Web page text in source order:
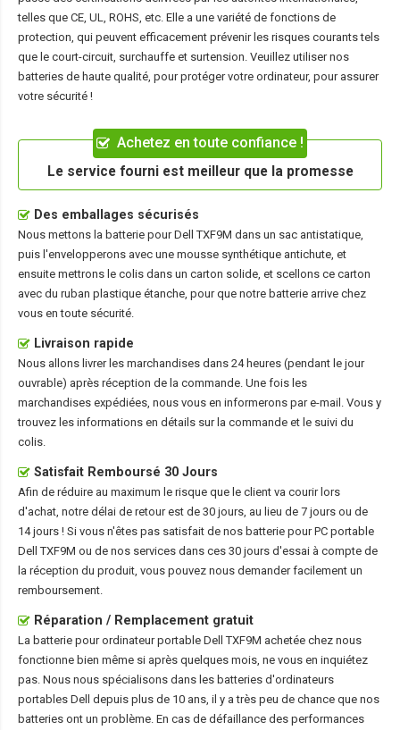
telles que CE, UL, ROHS, etc. Elle a une variété de fonctions de
protection, qui peuvent efficacement prévenir les risques courants tels
que le court-circuit, surchauffe et surtension. Veuillez utiliser nos
batteries de haute qualité, pour protéger votre ordinateur, pour assurer
votre sécurité !
Achetez en toute confiance !
Le service fourni est meilleur que la promesse
Des emballages sécurisés
Nous mettons la batterie pour Dell TXF9M dans un sac antistatique,
puis l'envelopperons avec une mousse synthétique antichute, et
ensuite mettrons le colis dans un carton solide, et scellons ce carton
avec du ruban plastique étanche, pour que notre batterie arrive chez
vous en toute sécurité.
Livraison rapide
Nous allons livrer les marchandises dans 24 heures (pendant le jour
ouvrable) après réception de la commande. Une fois les
marchandises expédiées, nous vous en informerons par e-mail. Vous y
trouvez les informations en détails sur la commande et le suivi du
colis.
Satisfait Remboursé 30 Jours
Afin de réduire au maximum le risque que le client va courir lors
d'achat, notre délai de retour est de 30 jours, au lieu de 7 jours ou de
14 jours ! Si vous n'êtes pas satisfait de nos batterie pour PC portable
Dell TXF9M ou de nos services dans ces 30 jours d'essai à compte de
la réception du produit, vous pouvez nous demander facilement un
remboursement.
Réparation / Remplacement gratuit
La batterie pour ordinateur portable Dell TXF9M achetée chez nous
fonctionne bien même si après quelques mois, ne vous en inquiétez
pas. Nous nous spécialisons dans les batteries d'ordinateurs
portables Dell depuis plus de 10 ans, il y a très peu de chance que nos
batteries ont un problème. En cas de défaillance des performances